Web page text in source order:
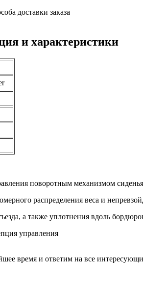
доставки заказа
и характеристики
поворотным механизмом
распределения веса и
а также уплотнения вдоль
управления
время и ответим на все